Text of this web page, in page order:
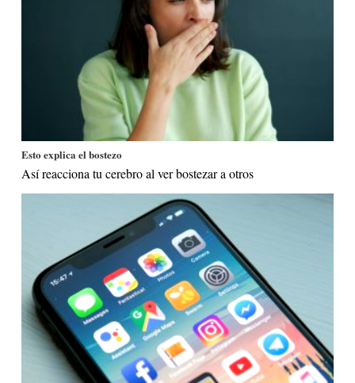
Esto explica el bostezo
Así reacciona tu cerebro al ver bostezar a otros